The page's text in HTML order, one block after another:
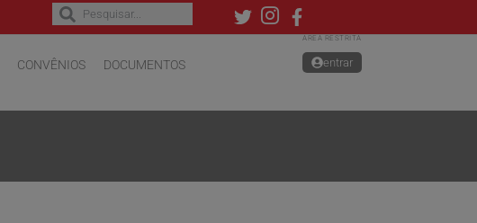
CONVÊNIOS DOCUMENTOS
ÁREA RESTRITA
entrar